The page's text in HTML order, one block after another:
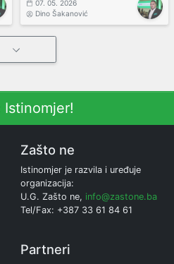
07. 05. 2026
Dino Šakanović
Istinomjer!
Zašto ne
Istinomjer je razvila i uređuje
organizacija:
U.G. Zašto ne, info@zastone.ba
Tel/Fax: +387 33 61 84 61
Partneri